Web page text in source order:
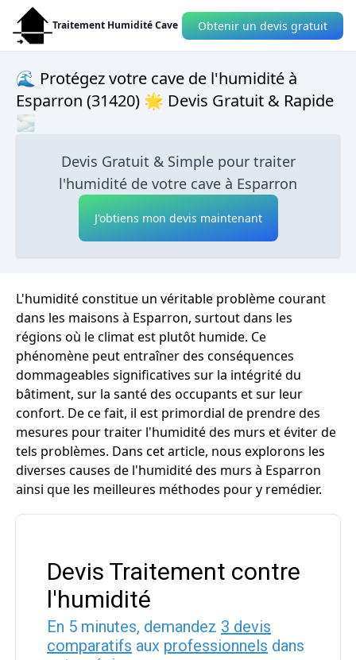
Traitement Humidité Cave Obtenir un devis gratuit
🌊 Protégez votre cave de l'humidité à
Esparron (31420) 🌟 Devis Gratuit & Rapide
🌫
Devis Gratuit & Simple pour traiter
l'humidité de votre cave à Esparron
J'obtiens mon devis maintenant
L'humidité constitue un véritable problème courant
dans les maisons à Esparron, surtout dans les
régions où le climat est plutôt humide. Ce
phénomène peut entraîner des conséquences
dommageables significatives sur la intégrité du
bâtiment, sur la santé des occupants et sur leur
confort. De ce fait, il est primordial de prendre des
mesures pour traiter l'humidité des murs et éviter de
tels problèmes. Dans cet article, nous explorons les
diverses causes de l'humidité des murs à Esparron
ainsi que les meilleures méthodes pour y remédier.
Devis Traitement contre
l'humidité
En 5 minutes, demandez 3 devis
comparatifs aux professionnels dans